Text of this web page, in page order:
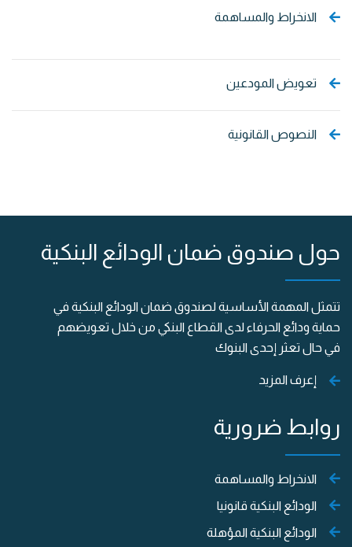
الانخراط والمساهمة
تعويض المودعين
النصوص القانونية
حول صندوق ضمان الودائع البنكية
تتمثل المهمة الأساسية لصندوق ضمان الودائع البنكية في
حماية ودائع الحرفاء لدى القطاع البنكي من خلال تعويضهم
في حال تعثر إحدى البنوك
إعرف المزيد
روابط ضرورية
الانخراط والمساهمة
الودائع البنكية قانونيا
الودائع البنكية المؤهلة